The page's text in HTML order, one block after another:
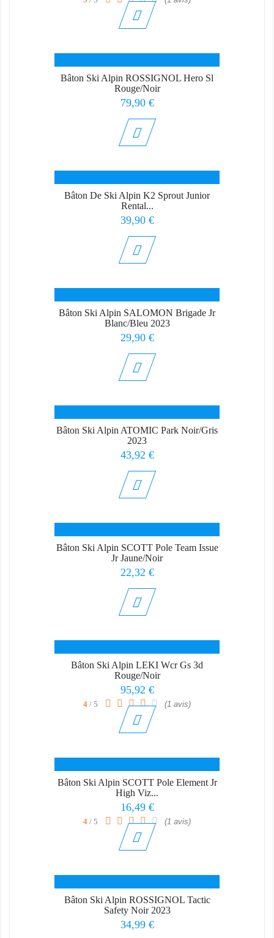
Bâton Ski Alpin ROSSIGNOL Hero Sl
Rouge/Noir
Prix
79,90 €
Bâton De Ski Alpin K2 Sprout Junior
Rental...
Prix
39,90 €
Bâton Ski Alpin SALOMON Brigade Jr
Blanc/Bleu 2023
Prix
29,90 €
Bâton Ski Alpin ATOMIC Park Noir/Gris
2023
Prix
43,92 €
Bâton Ski Alpin SCOTT Pole Team Issue
Jr Jaune/Noir
Prix
22,32 €
Bâton Ski Alpin LEKI Wcr Gs 3d
Rouge/Noir
Prix
95,92 €
4 / 5 (1 avis)
Bâton Ski Alpin SCOTT Pole Element Jr
High Viz...
Prix
16,49 €
4 / 5 (1 avis)
Bâton Ski Alpin ROSSIGNOL Tactic
Safety Noir 2023
Prix
34,99 €